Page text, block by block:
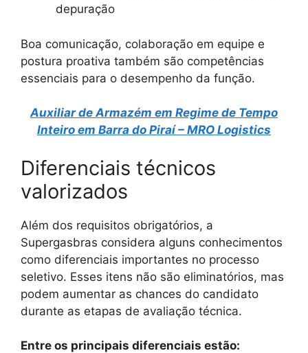
depuração
Boa comunicação, colaboração em equipe e
postura proativa também são competências
essenciais para o desempenho da função.
Auxiliar de Armazém em Regime de Tempo
Inteiro em Barra do Piraí – MRO Logistics
Diferenciais técnicos
valorizados
Além dos requisitos obrigatórios, a
Supergasbras considera alguns conhecimentos
como diferenciais importantes no processo
seletivo. Esses itens não são eliminatórios, mas
podem aumentar as chances do candidato
durante as etapas de avaliação técnica.
Entre os principais diferenciais estão: